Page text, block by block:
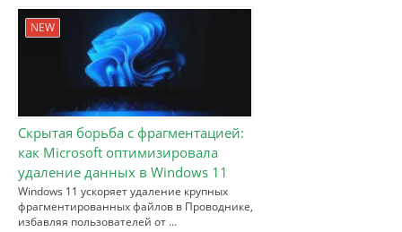
NEW
Скрытая борьба с фрагментацией:
как Microsoft оптимизировала
удаление данных в Windows 11
Windows 11 ускоряет удаление крупных
фрагментированных файлов в Проводнике,
избавляя пользователей от …